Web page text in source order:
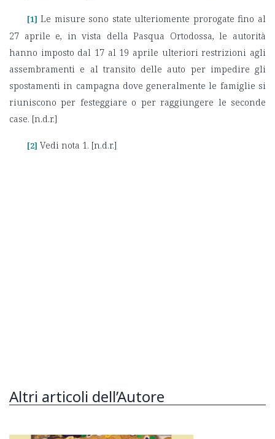
[1] Le misure sono state ulteriomente prorogate fino al
27 aprile e, in vista della Pasqua Ortodossa, le autorità
hanno imposto dal 17 al 19 aprile ulteriori restrizioni agli
assembramenti e al transito delle auto per impedire gli
spostamenti in campagna dove generalmente le famiglie si
riuniscono per festeggiare o per raggiungere le seconde
case. [n.d.r.]
[2] Vedi nota 1. [n.d.r.]
Altri articoli dell’Autore